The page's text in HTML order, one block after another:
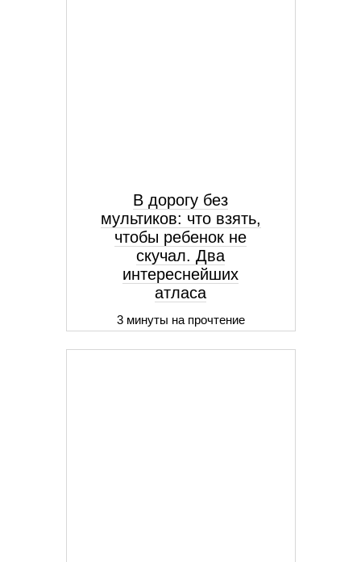
В дорогу без
мультиков: что взять,
чтобы ребенок не
скучал. Два
интереснейших
атласа
3 минуты на прочтение